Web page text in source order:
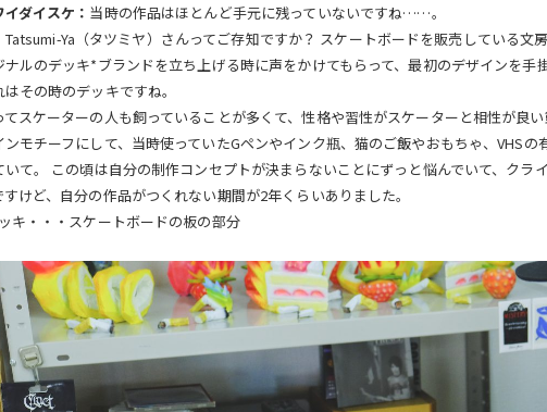
ダイスケ： 当時の作品はほとんど手元に残っていないですね……。
Tatsumi-Ya（タツミヤ）さんってご存知ですか？ スケートボードを販売している文
ナルのデッキ*ブランドを立ち上げる時に声をかけてもらって、最初のデザインを手
はその時のデッキですね。
てスケーターの人も飼っていることが多くて、性格や習性がスケーターと相性が良
ンモチーフにして、当時使っていたGペンやインク瓶、猫のご飯やおもちゃ、VHS
いて。 この頃は自分の制作コンセプトが決まらないことにずっと悩んでいて、クラ
すけど、自分の作品がつくれない期間が2年くらいありました。
キ・・・スケートボードの板の部分